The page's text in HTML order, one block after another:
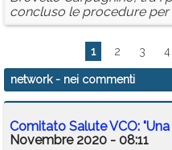
concluso le procedure
1 2 3 4
network- nei commenti
Comitato Salute VCO:
Novembre 2020 - 08:11